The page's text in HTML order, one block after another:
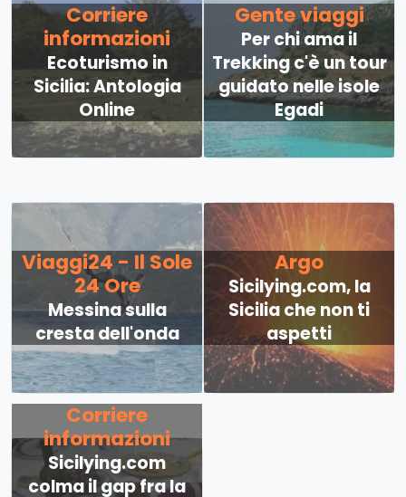
Corriere
informazioni
Ecoturismo in
Sicilia: Antologia
Online
Gente viaggi
Per chi ama il
Trekking c'è un tour
guidato nelle isole
Egadi
Viaggi24 - Il Sole
24 Ore
Messina sulla
cresta dell'onda
Argo
Sicilying.com, la
Sicilia che non ti
aspetti
Corriere
informazioni
Sicilying.com
colma il gap fra la